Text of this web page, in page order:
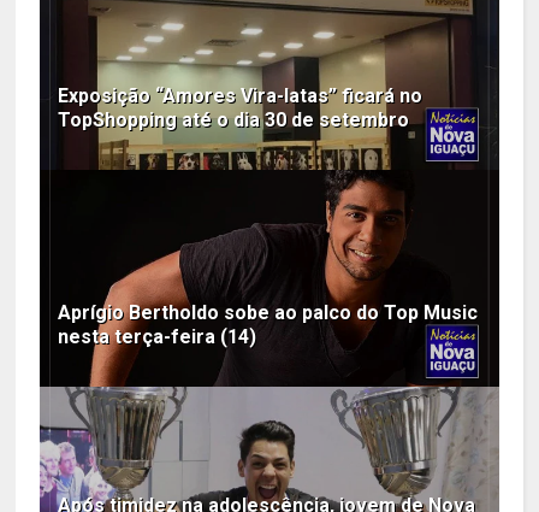
Exposição “Amores Vira-latas” ficará no
TopShopping até o dia 30 de setembro
Aprígio Bertholdo sobe ao palco do Top Music
nesta terça-feira (14)
Após timidez na adolescência, jovem de Nova